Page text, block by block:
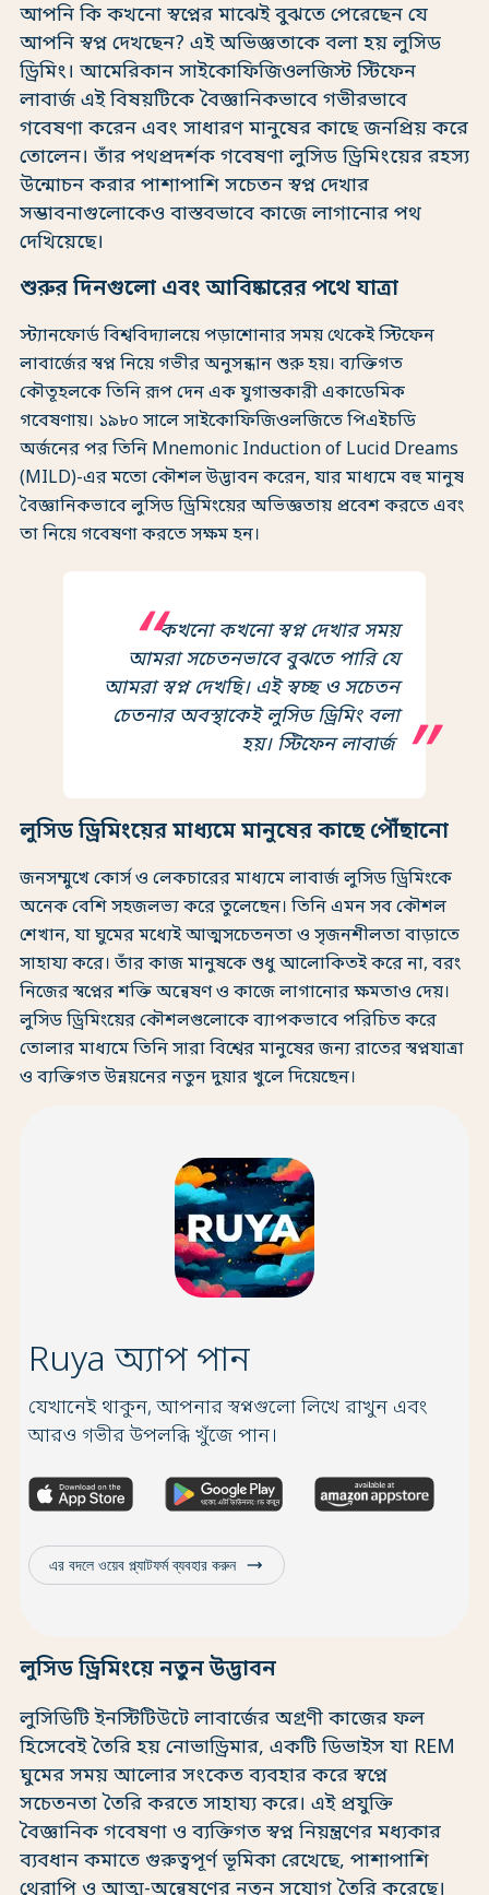
আপনি কি কখনো স্বপ্নের মাঝেই বুঝতে পেরেছেন যে
আপনি স্বপ্ন দেখছেন? এই অভিজ্ঞতাকে বলা হয় লুসিড
ড্রিমিং। আমেরিকান সাইকোফিজিওলজিস্ট স্টিফেন
লাবার্জ এই বিষয়টিকে বৈজ্ঞানিকভাবে গভীরভাবে
গবেষণা করেন এবং সাধারণ মানুষের কাছে জনপ্রিয় করে
তোলেন। তাঁর পথপ্রদর্শক গবেষণা লুসিড ড্রিমিংয়ের রহস্য
উন্মোচন করার পাশাপাশি সচেতন স্বপ্ন দেখার
সম্ভাবনাগুলোকেও বাস্তবভাবে কাজে লাগানোর পথ
দেখিয়েছে।
শুরুর দিনগুলো এবং আবিষ্কারের পথে যাত্রা
স্ট্যানফোর্ড বিশ্ববিদ্যালয়ে পড়াশোনার সময় থেকেই স্টিফেন
লাবার্জের স্বপ্ন নিয়ে গভীর অনুসন্ধান শুরু হয়। ব্যক্তিগত
কৌতূহলকে তিনি রূপ দেন এক যুগান্তকারী একাডেমিক
গবেষণায়। ১৯৮০ সালে সাইকোফিজিওলজিতে পিএইচডি
অর্জনের পর তিনি Mnemonic Induction of Lucid Dreams
(MILD)-এর মতো কৌশল উদ্ভাবন করেন, যার মাধ্যমে বহু মানুষ
বৈজ্ঞানিকভাবে লুসিড ড্রিমিংয়ের অভিজ্ঞতায় প্রবেশ করতে এবং
তা নিয়ে গবেষণা করতে সক্ষম হন।
কখনো কখনো স্বপ্ন দেখার সময়
আমরা সচেতনভাবে বুঝতে পারি যে
আমরা স্বপ্ন দেখছি। এই স্বচ্ছ ও সচেতন
চেতনার অবস্থাকেই লুসিড ড্রিমিং বলা
হয়। স্টিফেন লাবার্জ
লুসিড ড্রিমিংয়ের মাধ্যমে মানুষের কাছে পৌঁছানো
জনসম্মুখে কোর্স ও লেকচারের মাধ্যমে লাবার্জ লুসিড ড্রিমিংকে
অনেক বেশি সহজলভ্য করে তুলেছেন। তিনি এমন সব কৌশল
শেখান, যা ঘুমের মধ্যেই আত্মসচেতনতা ও সৃজনশীলতা বাড়াতে
সাহায্য করে। তাঁর কাজ মানুষকে শুধু আলোকিতই করে না, বরং
নিজের স্বপ্নের শক্তি অন্বেষণ ও কাজে লাগানোর ক্ষমতাও দেয়।
লুসিড ড্রিমিংয়ের কৌশলগুলোকে ব্যাপকভাবে পরিচিত করে
তোলার মাধ্যমে তিনি সারা বিশ্বের মানুষের জন্য রাতের স্বপ্নযাত্রা
ও ব্যক্তিগত উন্নয়নের নতুন দুয়ার খুলে দিয়েছেন।
Ruya অ্যাপ পান
যেখানেই থাকুন, আপনার স্বপ্নগুলো লিখে রাখুন এবং
আরও গভীর উপলব্ধি খুঁজে পান।
এর বদলে ওয়েব প্ল্যাটফর্ম ব্যবহার করুন trending_flat
লুসিড ড্রিমিংয়ে নতুন উদ্ভাবন
লুসিডিটি ইনস্টিটিউটে লাবার্জের অগ্রণী কাজের ফল
হিসেবেই তৈরি হয় নোভাড্রিমার, একটি ডিভাইস যা REM
ঘুমের সময় আলোর সংকেত ব্যবহার করে স্বপ্নে
সচেতনতা তৈরি করতে সাহায্য করে। এই প্রযুক্তি
বৈজ্ঞানিক গবেষণা ও ব্যক্তিগত স্বপ্ন নিয়ন্ত্রণের মধ্যকার
ব্যবধান কমাতে গুরুত্বপূর্ণ ভূমিকা রেখেছে, পাশাপাশি